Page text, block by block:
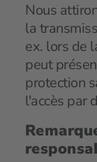
Nous
la
ex. lors de
peut
protection
l'accès par